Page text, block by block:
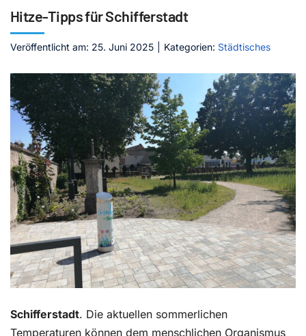
Mediathek
Kontakt
Hitze-Tipps für Schifferstadt
Veröffentlicht am: 25. Juni 2025 Kategorien: Städtisches
Schifferstadt. Die aktuellen sommerlichen
Temperaturen können dem menschlichen Organismus